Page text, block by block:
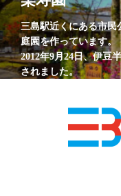
三島駅近くにある市民
庭園を作っています。
2012年9月24日、伊豆
されました。